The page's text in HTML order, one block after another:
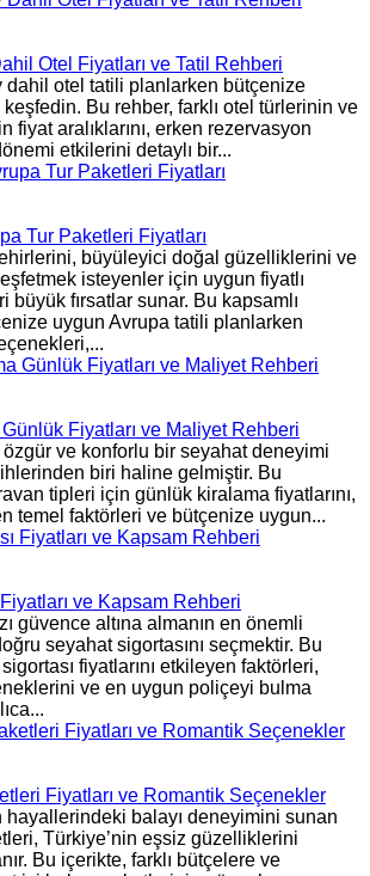
Otel Fiyatları ve Tatil Rehberi
dahil otel tatili planlarken bütçenize
Bu rehber, farklı otel türlerinin ve
fiyat aralıklarını, erken rezervasyon
etkilerini detaylı bir...
Tur Paketleri Fiyatları
büyüleyici doğal güzelliklerini ve
isteyenler için uygun fiyatlı
büyük fırsatlar sunar. Bu kapsamlı
uygun Avrupa tatili planlarken
Fiyatları ve Maliyet Rehberi
ve konforlu bir seyahat deneyimi
biri haline gelmiştir. Bu
tipleri için günlük kiralama fiyatlarını,
temel faktörleri ve bütçenize uygun...
ve Kapsam Rehberi
güvence altına almanın en önemli
seyahat sigortasını seçmektir. Bu
fiyatlarını etkileyen faktörleri,
ve en uygun poliçeyi bulma
Fiyatları ve Romantik Seçenekler
balayı deneyimini sunan
Türkiye’nin eşsiz güzelliklerini
Bu içerikte, farklı bütçelere ve